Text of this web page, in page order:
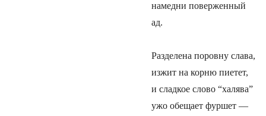
намедни поверженный
ад.
Разделена поровну слава,
изжит на корню пиетет,
и сладкое слово “халява”
ужо обещает фуршет —